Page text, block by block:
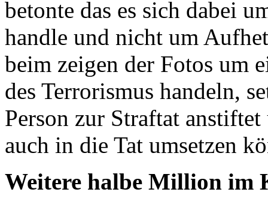
betonte das es sich dabei
handle und nicht um
beim zeigen der Fotos um
des Terrorismus handeln,
Person zur Straftat
auch in die Tat umsetzen
Weitere halbe Million im